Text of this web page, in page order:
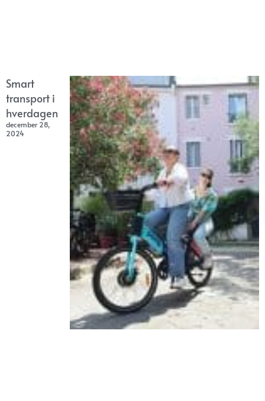
Smart
transport i
hverdagen
december 28,
2024